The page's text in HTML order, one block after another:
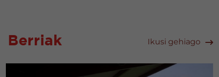
Berriak Ikusi gehiago